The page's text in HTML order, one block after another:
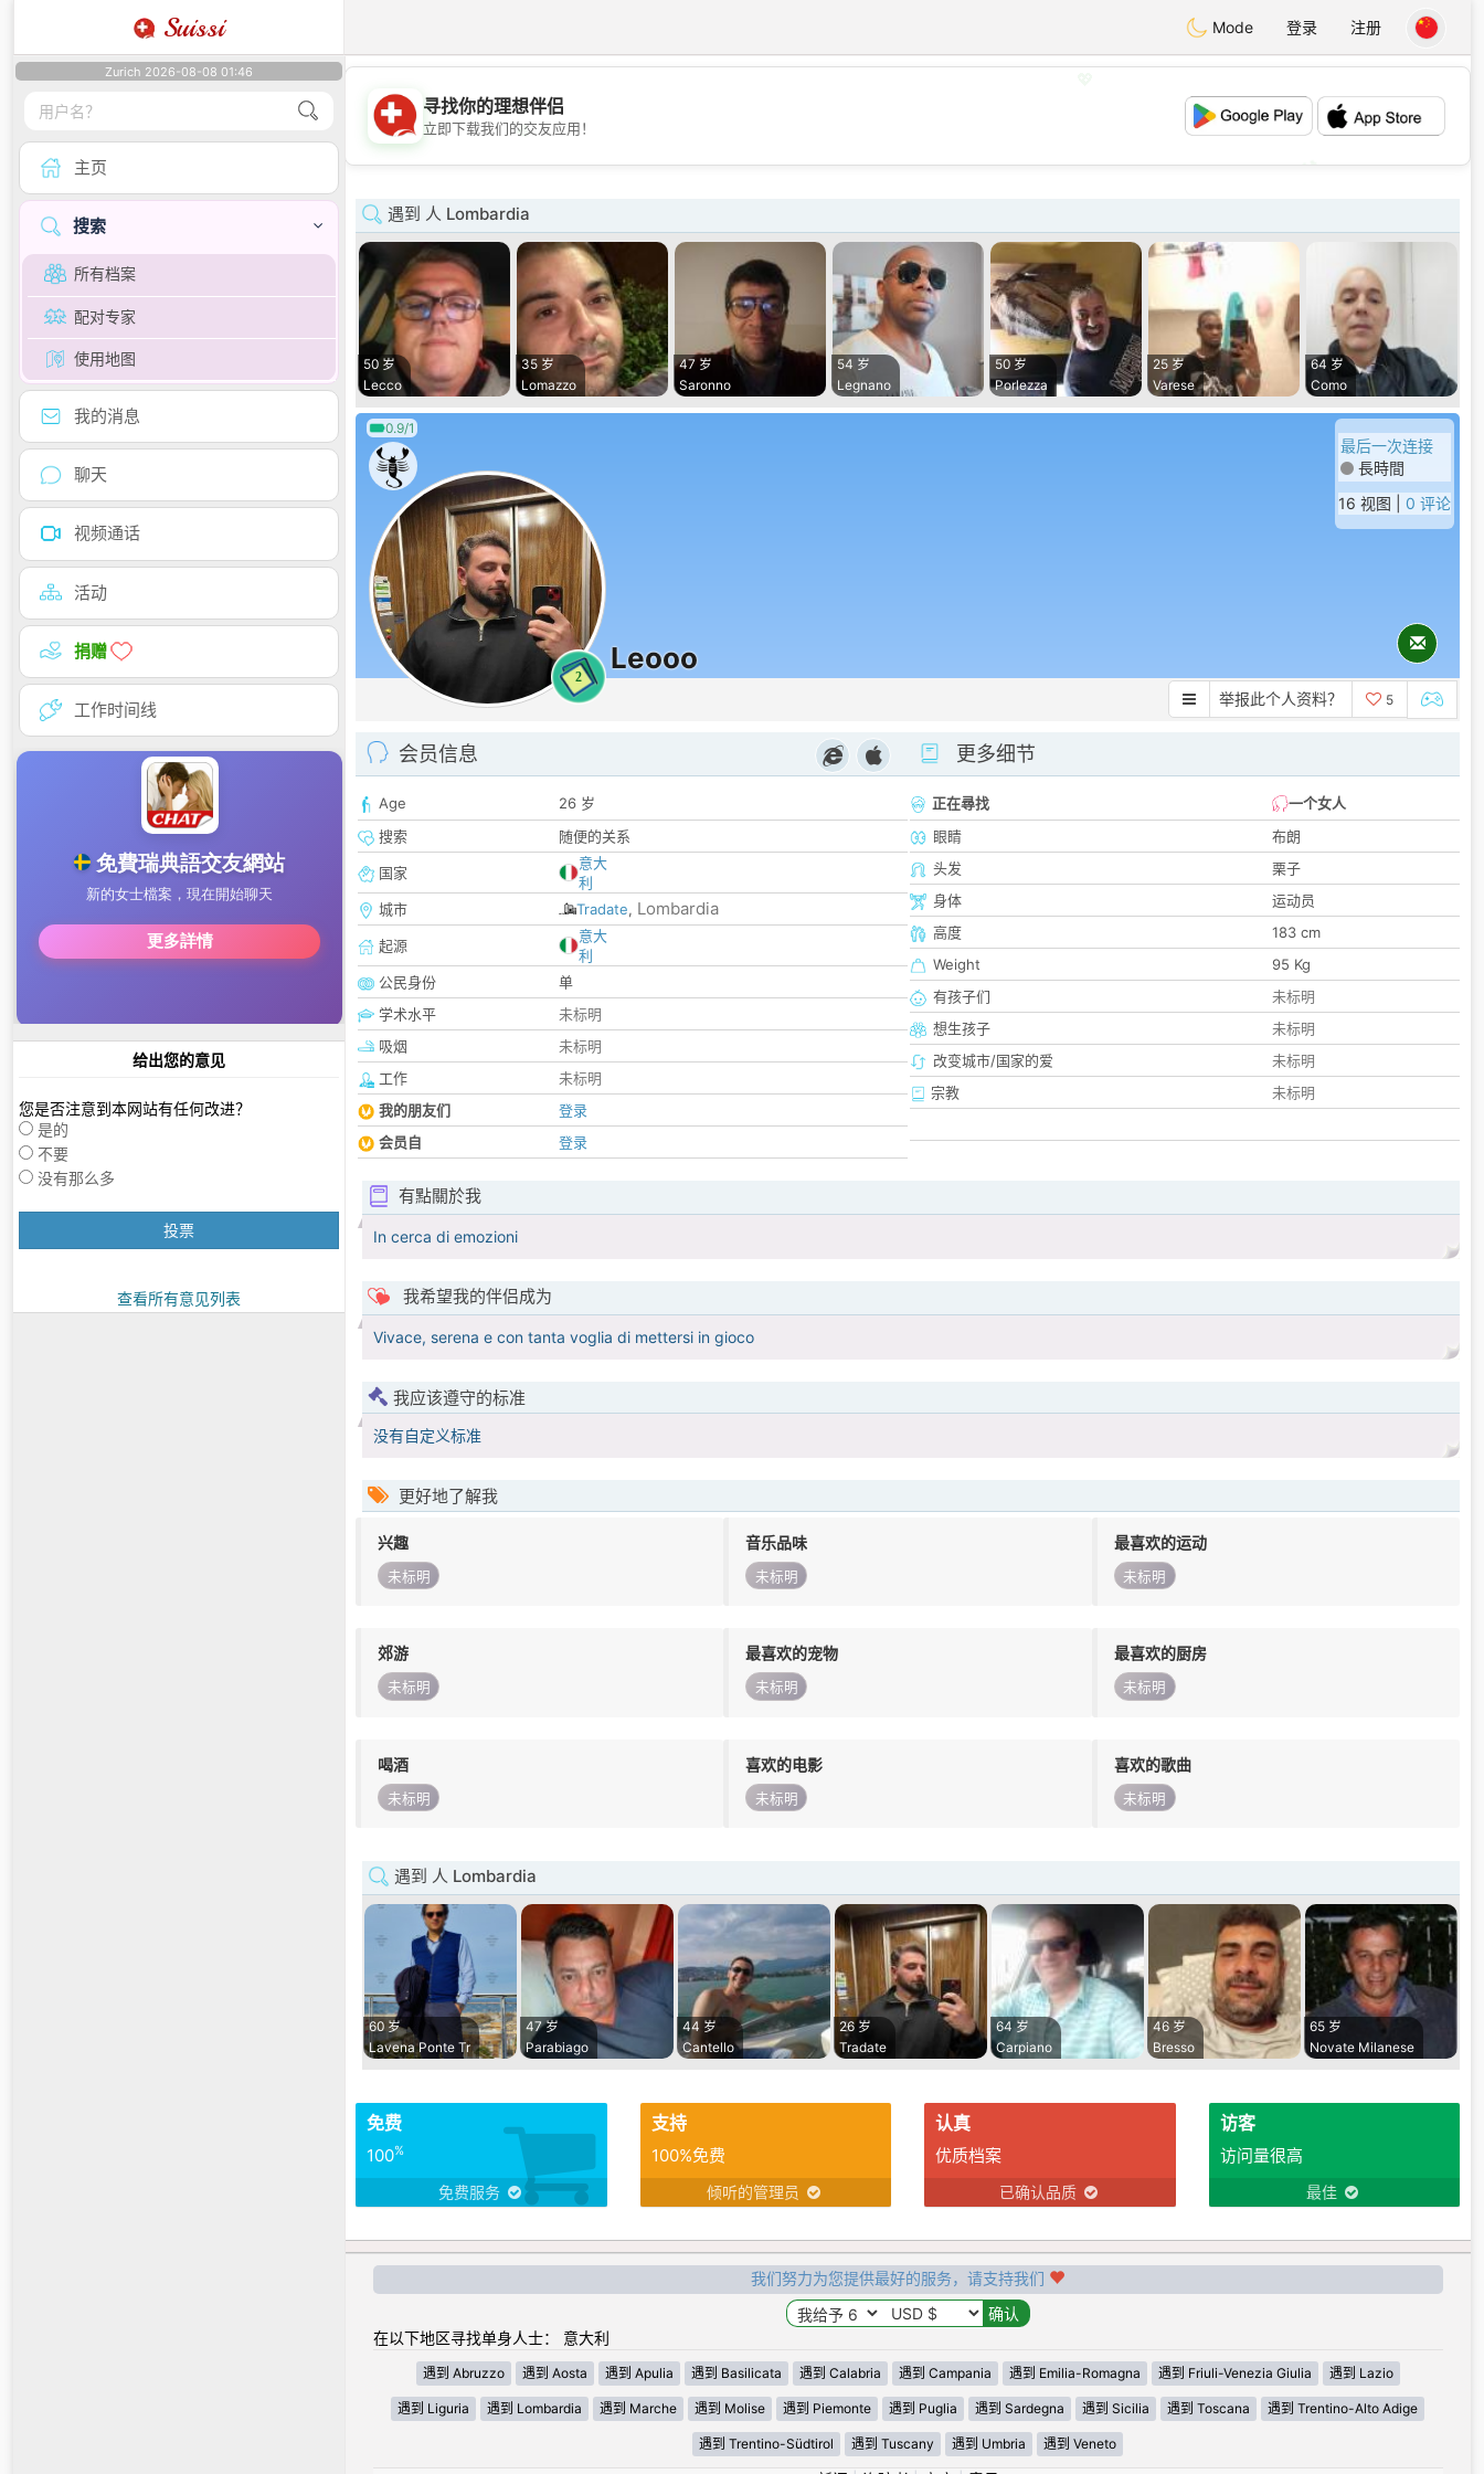
Suissi Mode 登录 注册
Zurich 2026-08-08 01:46
主页
搜索
所有档案
配对专家
使用地图
我的消息
聊天
视频通话
活动
捐赠
工作时间线
给出您的意见
您是否注意到本网站有任何改进？
是的
不要
没有那么多
投票
查看所有意见列表
💖
💕
寻找你的理想伴侣
立即下载我们的交友应用！
遇到 人 Lombardia
50 岁
Lecco
35 岁
Lomazzo
47 岁
Saronno
54 岁
Legnano
50 岁
Porlezza
25 岁
Varese
64 岁
Como
0.9/1
2
Leooo
最后一次连接
長時間
16 视图 | 0 评论
举报此个人资料？ 5
会员信息
Age
26 岁
搜索
随便的关系
国家
意大
利
城市
Tradate, Lombardia
起源
意大
利
公民身份
单
学术水平
未标明
吸烟
未标明
工作
未标明
我的朋友们
登录
会员自
登录
更多细节
正在尋找
一个女人
眼睛
布朗
头发
栗子
身体
运动员
高度
183 cm
Weight
95 Kg
有孩子们
未标明
想生孩子
未标明
改变城市/国家的爱
未标明
宗教
未标明
有點關於我
In cerca di emozioni
我希望我的伴侣成为
Vivace, serena e con tanta voglia di mettersi in gioco
我应该遵守的标准
没有自定义标准
更好地了解我
兴趣
未标明
音乐品味
未标明
最喜欢的运动
未标明
郊游
未标明
最喜欢的宠物
未标明
最喜欢的厨房
未标明
喝酒
未标明
喜欢的电影
未标明
喜欢的歌曲
未标明
遇到 人 Lombardia
60 岁
Lavena Ponte Tr
47 岁
Parabiago
44 岁
Cantello
26 岁
Tradate
64 岁
Carpiano
46 岁
Bresso
65 岁
Novate Milanese
免费
100%
免费服务
支持
100%免费
倾听的管理员
认真
优质档案
已确认品质
访客
访问量很高
最佳
我们努力为您提供最好的服务，请支持我们
在以下地区寻找单身人士： 意大利
遇到 Abruzzo 遇到 Aosta 遇到 Apulia 遇到 Basilicata 遇到 Calabria 遇到 Campania 遇到 Emilia-Romagna 遇到 Friuli-Venezia Giulia 遇到 Lazio
遇到 Liguria 遇到 Lombardia 遇到 Marche 遇到 Molise 遇到 Piemonte 遇到 Puglia 遇到 Sardegna 遇到 Sicilia 遇到 Toscana 遇到 Trentino-Alto Adige
遇到 Trentino-Südtirol 遇到 Tuscany 遇到 Umbria 遇到 Veneto